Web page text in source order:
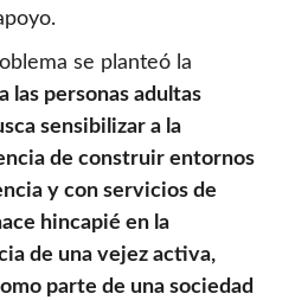
se planteó la
las personas adultas
sensibilizar a la
de construir entornos
y con servicios de
hincapié en la
de una vejez activa,
parte de una sociedad